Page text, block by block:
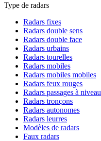
Type de radars
Radars fixes
Radars double sens
Radars double face
Radars urbains
Radars tourelles
Radars mobiles
Radars mobiles mobiles
Radars feux rouges
Radars passages à niveau
Radars tronçons
Radars autonomes
Radars leurres
Modèles de radars
Faux radars